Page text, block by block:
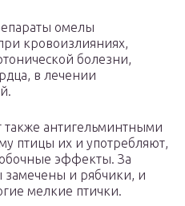
омелы
кровоизлияниях,
болезни,
в лечении
антигельминтными
птицы их и употребляют,
эффекты. За
и рябчики, и
мелкие птички.